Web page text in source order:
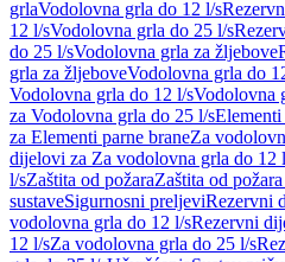
grlaVodolovna grla do 12 l/s
12 l/sVodolovna grla do 25 l/s
do 25 l/sVodolovna grla za žljebove
grla za žljeboveVodolovna grla do
Vodolovna grla do 12 l/sVodolovna
za Vodolovna grla do 25 l/sElementi
za Elementi parne braneZa
dijelovi za Za vodolovna grla do 12
l/sZaštita od požaraZaštita od
sustaveSigurnosni preljeviRezervni
vodolovna grla do 12 l/sRezervni
12 l/sZa vodolovna grla do 25 l/s